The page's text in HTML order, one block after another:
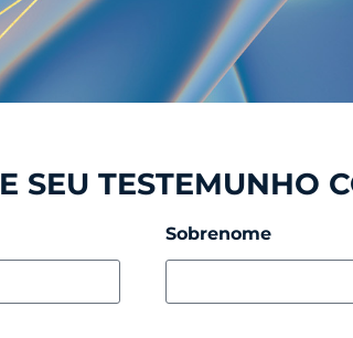
SEU TESTEMUNHO
Sobrenome